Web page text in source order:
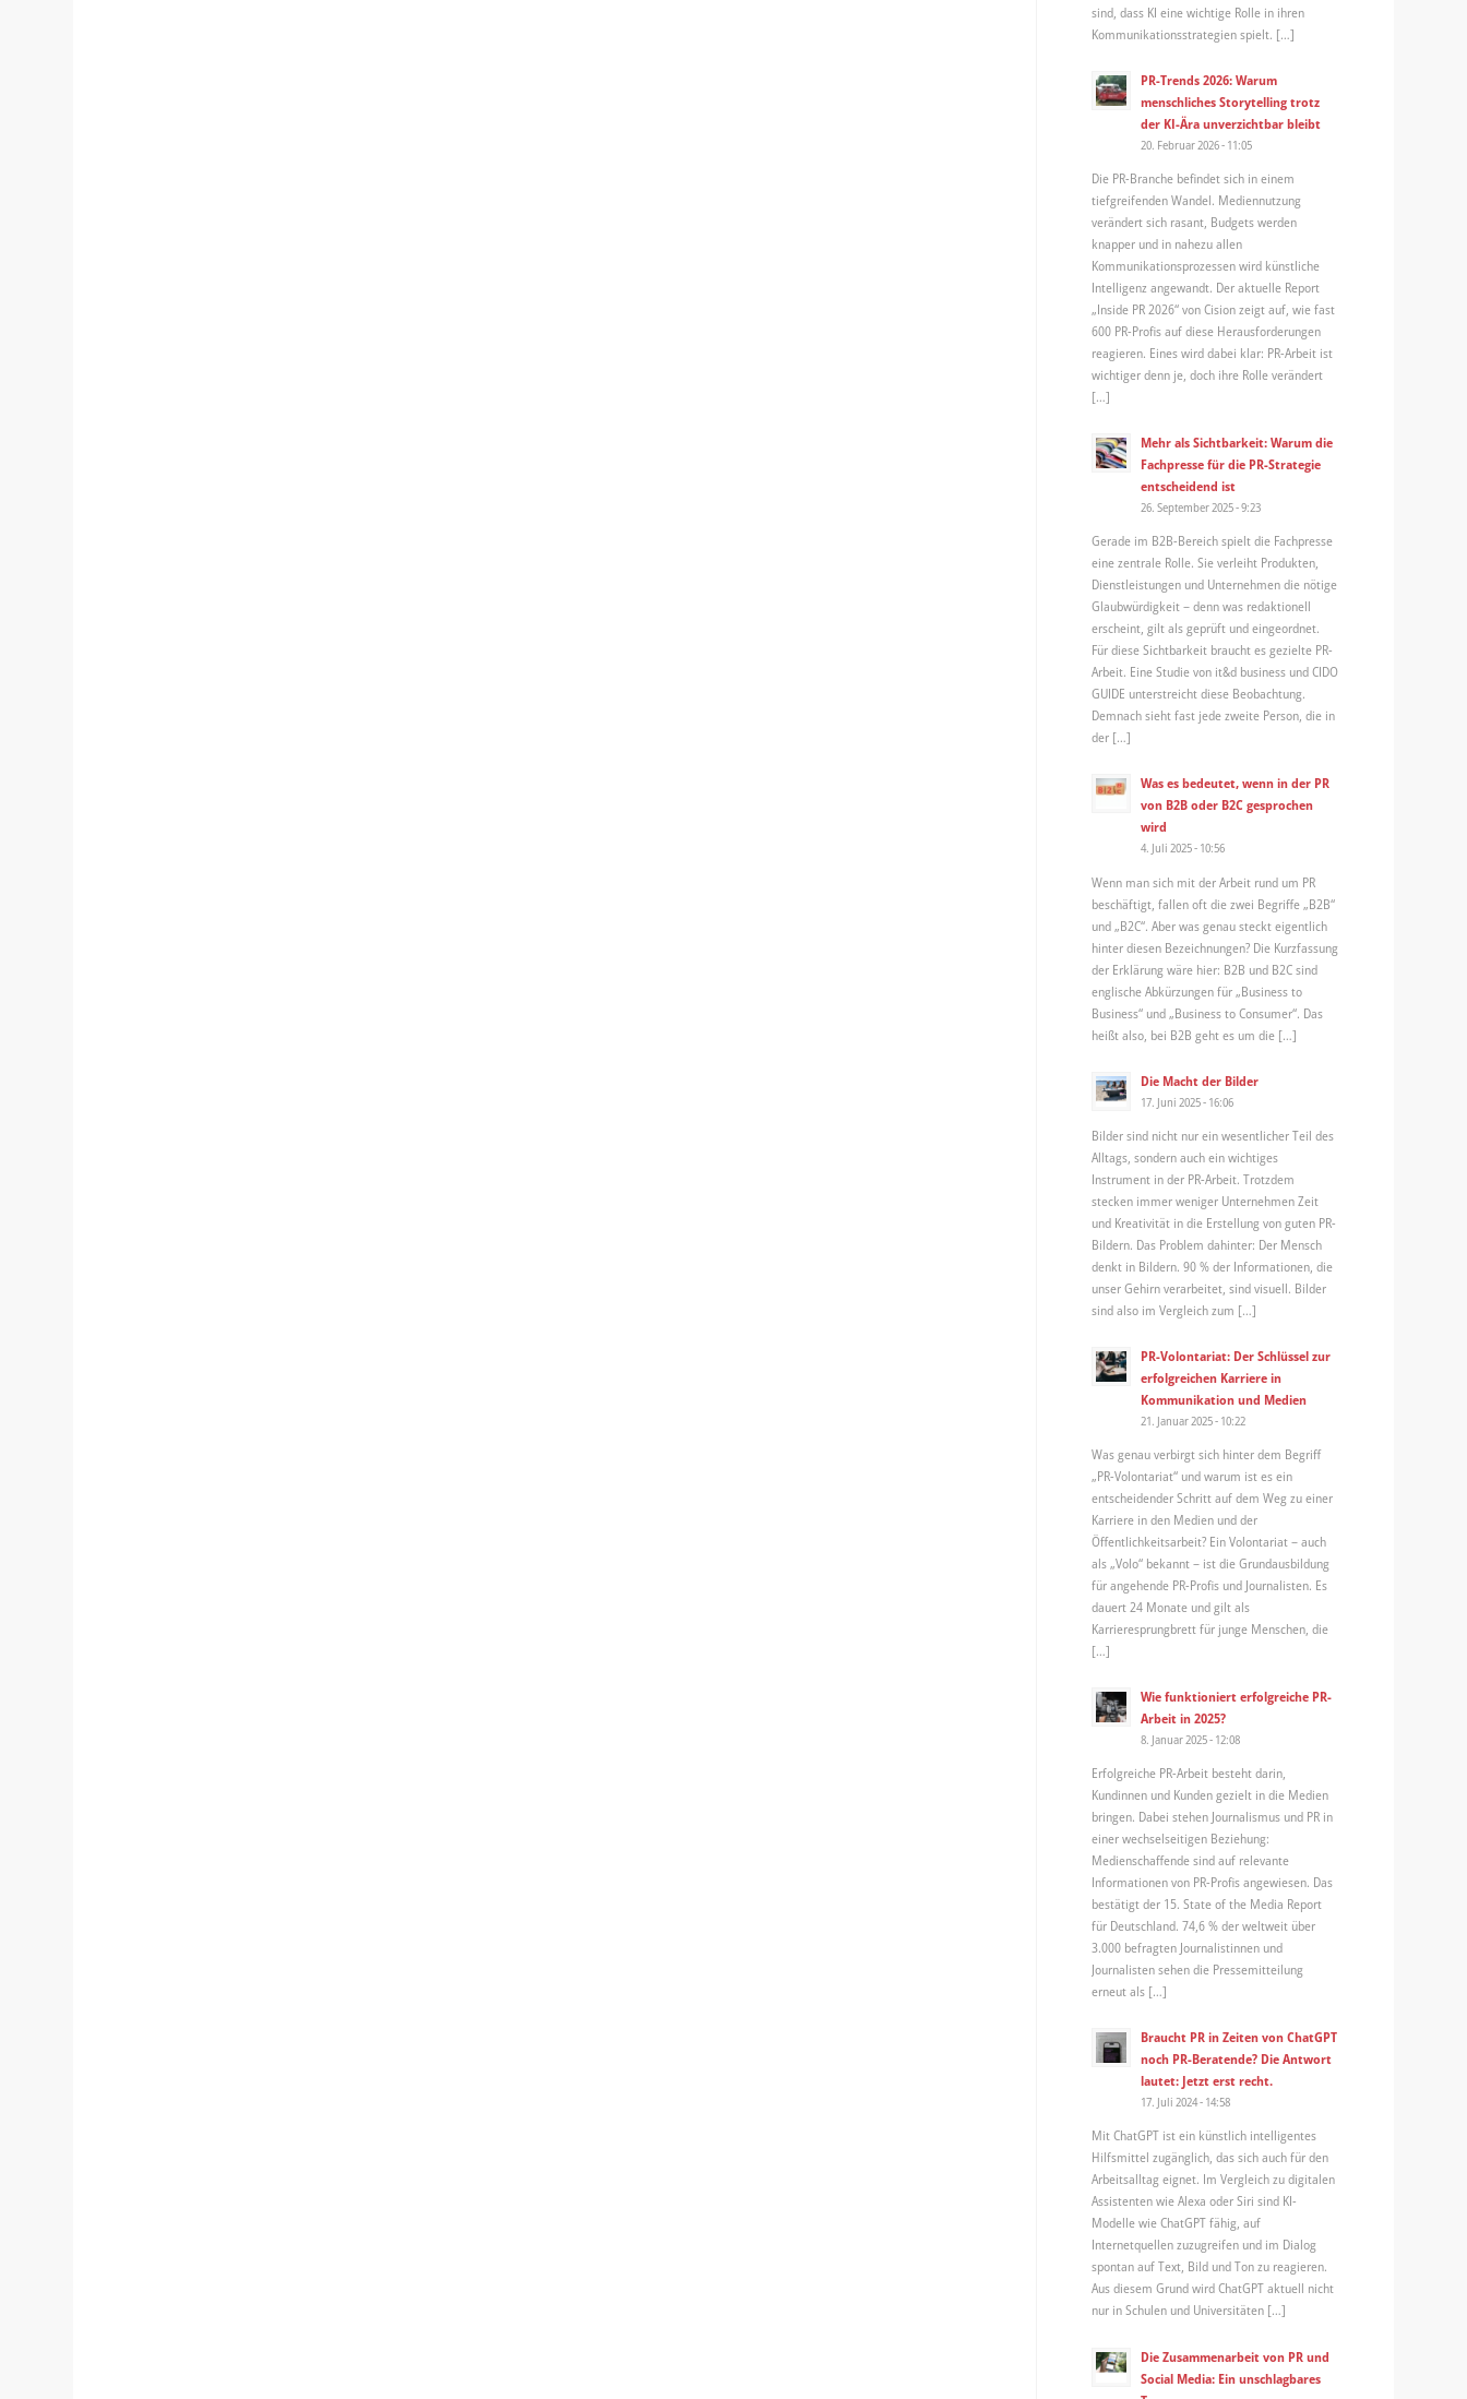
sind, dass KI eine wichtige Rolle in ihren
Kommunikationsstrategien spielt. […]
PR-Trends 2026: Warum
menschliches Storytelling trotz
der KI-Ära unverzichtbar bleibt
20. Februar 2026 - 11:05
Die PR-Branche befindet sich in einem
tiefgreifenden Wandel. Mediennutzung
verändert sich rasant, Budgets werden
knapper und in nahezu allen
Kommunikationsprozessen wird künstliche
Intelligenz angewandt. Der aktuelle Report
„Inside PR 2026“ von Cision zeigt auf, wie fast
600 PR-Profis auf diese Herausforderungen
reagieren. Eines wird dabei klar: PR-Arbeit ist
wichtiger denn je, doch ihre Rolle verändert
[…]
Mehr als Sichtbarkeit: Warum die
Fachpresse für die PR-Strategie
entscheidend ist
26. September 2025 - 9:23
Gerade im B2B-Bereich spielt die Fachpresse
eine zentrale Rolle. Sie verleiht Produkten,
Dienstleistungen und Unternehmen die nötige
Glaubwürdigkeit – denn was redaktionell
erscheint, gilt als geprüft und eingeordnet.
Für diese Sichtbarkeit braucht es gezielte PR-
Arbeit. Eine Studie von it&d business und CIDO
GUIDE unterstreicht diese Beobachtung.
Demnach sieht fast jede zweite Person, die in
der […]
Was es bedeutet, wenn in der PR
von B2B oder B2C gesprochen
wird
4. Juli 2025 - 10:56
Wenn man sich mit der Arbeit rund um PR
beschäftigt, fallen oft die zwei Begriffe „B2B“
und „B2C“. Aber was genau steckt eigentlich
hinter diesen Bezeichnungen? Die Kurzfassung
der Erklärung wäre hier: B2B und B2C sind
englische Abkürzungen für „Business to
Business“ und „Business to Consumer“. Das
heißt also, bei B2B geht es um die […]
Die Macht der Bilder
17. Juni 2025 - 16:06
Bilder sind nicht nur ein wesentlicher Teil des
Alltags, sondern auch ein wichtiges
Instrument in der PR-Arbeit. Trotzdem
stecken immer weniger Unternehmen Zeit
und Kreativität in die Erstellung von guten PR-
Bildern. Das Problem dahinter: Der Mensch
denkt in Bildern. 90 % der Informationen, die
unser Gehirn verarbeitet, sind visuell. Bilder
sind also im Vergleich zum […]
PR-Volontariat: Der Schlüssel zur
erfolgreichen Karriere in
Kommunikation und Medien
21. Januar 2025 - 10:22
Was genau verbirgt sich hinter dem Begriff
„PR-Volontariat“ und warum ist es ein
entscheidender Schritt auf dem Weg zu einer
Karriere in den Medien und der
Öffentlichkeitsarbeit? Ein Volontariat – auch
als „Volo“ bekannt – ist die Grundausbildung
für angehende PR-Profis und Journalisten. Es
dauert 24 Monate und gilt als
Karrieresprungbrett für junge Menschen, die
[…]
Wie funktioniert erfolgreiche PR-
Arbeit in 2025?
8. Januar 2025 - 12:08
Erfolgreiche PR-Arbeit besteht darin,
Kundinnen und Kunden gezielt in die Medien
bringen. Dabei stehen Journalismus und PR in
einer wechselseitigen Beziehung:
Medienschaffende sind auf relevante
Informationen von PR-Profis angewiesen. Das
bestätigt der 15. State of the Media Report
für Deutschland. 74,6 % der weltweit über
3.000 befragten Journalistinnen und
Journalisten sehen die Pressemitteilung
erneut als […]
Braucht PR in Zeiten von ChatGPT
noch PR-Beratende? Die Antwort
lautet: Jetzt erst recht.
17. Juli 2024 - 14:58
Mit ChatGPT ist ein künstlich intelligentes
Hilfsmittel zugänglich, das sich auch für den
Arbeitsalltag eignet. Im Vergleich zu digitalen
Assistenten wie Alexa oder Siri sind KI-
Modelle wie ChatGPT fähig, auf
Internetquellen zuzugreifen und im Dialog
spontan auf Text, Bild und Ton zu reagieren.
Aus diesem Grund wird ChatGPT aktuell nicht
nur in Schulen und Universitäten […]
Die Zusammenarbeit von PR und
Social Media: Ein unschlagbares